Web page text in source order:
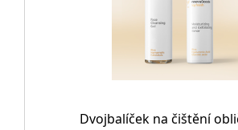
Dvojbalíček na čištění